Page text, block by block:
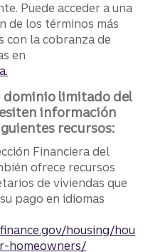
Puede acceder a una
de los términos más
con la cobranza de
en
dominio limitado del
información
recursos:
Financiera del
ofrece recursos
de viviendas que
pago en idiomas
housing/hou
homeowners/